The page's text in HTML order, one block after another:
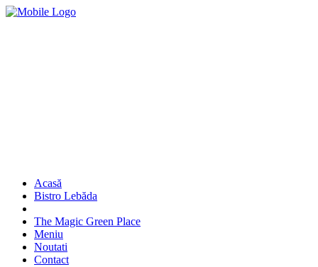
Acasă
Bistro Lebăda
The Magic Green Place
Meniu
Noutati
Contact